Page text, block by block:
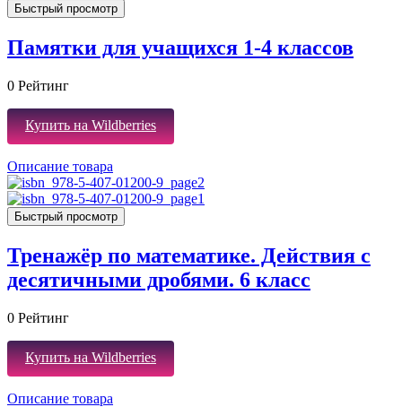
Быстрый просмотр
Памятки для учащихся 1-4 классов
0 Рейтинг
Купить на Wildberries
Описание товара
Быстрый просмотр
Тренажёр по математике. Действия с
десятичными дробями. 6 класс
0 Рейтинг
Купить на Wildberries
Описание товара